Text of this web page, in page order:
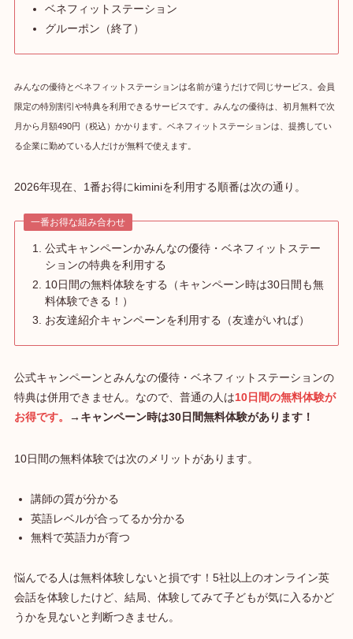
ベネフィットステーション
グルーポン（終了）
みんなの優待とベネフィットステーションは名前が違うだけで同じサービス。会員
限定の特別割引や特典を利用できるサービスです。みんなの優待は、初月無料で次
月から月額490円（税込）かかります。ベネフィットステーションは、提携してい
る企業に勤めている人だけが無料で使えます。
2026年現在、1番お得にkiminiを利用する順番は次の通り。
一番お得な組み合わせ
公式キャンペーンかみんなの優待・ベネフィットステー
ションの特典を利用する
10日間の無料体験をする（キャンペーン時は30日間も無
料体験できる！）
お友達紹介キャンペーンを利用する（友達がいれば）
公式キャンペーンとみんなの優待・ベネフィットステーションの
特典は併用できません。なので、普通の人は10日間の無料体験が
お得です。
→キャンペーン時は30日間無料体験があります！
10日間の無料体験では次のメリットがあります。
講師の質が分かる
英語レベルが合ってるか分かる
無料で英語力が育つ
悩んでる人は無料体験しないと損です！5社以上のオンライン英
会話を体験したけど、結局、体験してみて子どもが気に入るかど
うかを見ないと判断つきません。